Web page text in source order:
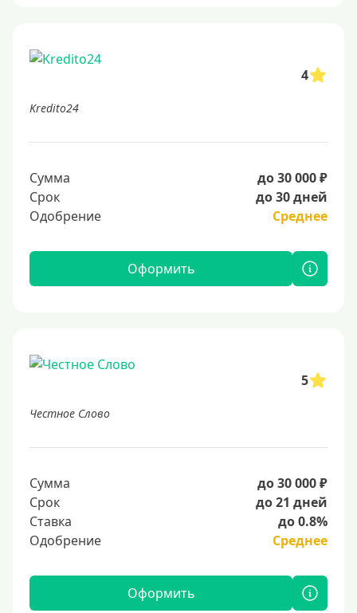
4
Kredito24
Сумма
до 30 000 ₽
Срок
до 30 дней
Одобрение
Среднее
Оформить
5
Честное Слово
Сумма
до 30 000 ₽
Срок
до 21 дней
Ставка
до 0.8%
Одобрение
Среднее
Оформить